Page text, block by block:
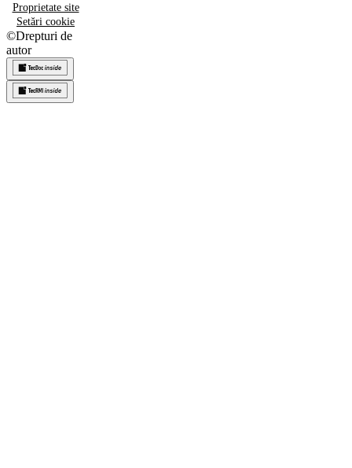
Proprietate site
Setări cookie
©Drepturi de
autor